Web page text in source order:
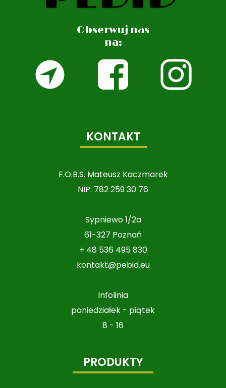
Obserwuj nas
na:
KONTAKT
F.O.B.S. Mateusz Kaczmarek
NIP: 782 259 30 76
Sypniewo 1/2a
61-327 Poznań
+ 48 536 495 830
kontakt@pebid.eu
Infolinia
poniedziałek - piątek
8 - 16
PRODUKTY